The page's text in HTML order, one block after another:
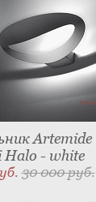
Artemide
Halo - white
30 000 руб.